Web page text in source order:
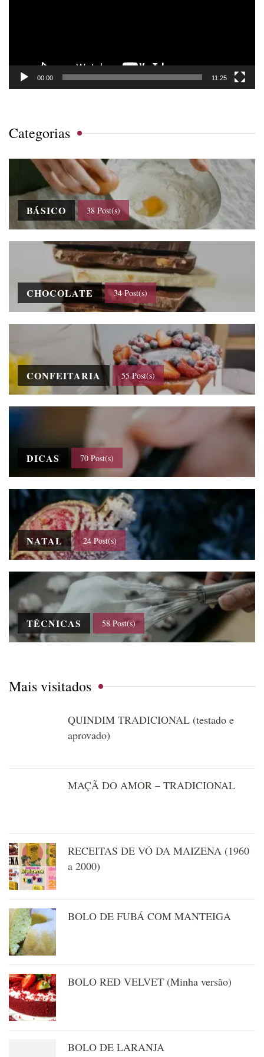
00:00 11:25
Categorias
BÁSICO 38 Post(s)
CHOCOLATE 34 Post(s)
CONFEITARIA 55 Post(s)
DICAS 70 Post(s)
NATAL 24 Post(s)
TÉCNICAS 58 Post(s)
Mais visitados
QUINDIM TRADICIONAL (testado e
aprovado)
MAÇÃ DO AMOR – TRADICIONAL
RECEITAS DE VÓ DA MAIZENA (1960
a 2000)
BOLO DE FUBÁ COM MANTEIGA
BOLO RED VELVET (Minha versão)
BOLO DE LARANJA